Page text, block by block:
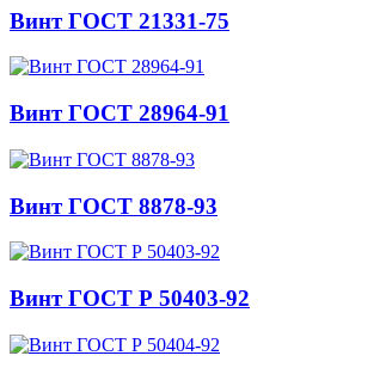
Винт ГОСТ 21331-75
Винт ГОСТ 28964-91
Винт ГОСТ 8878-93
Винт ГОСТ Р 50403-92